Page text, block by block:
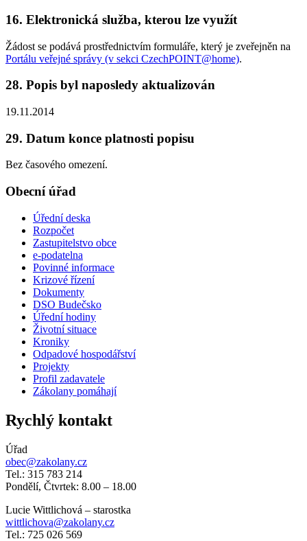
16. Elektronická služba, kterou lze využít
Žádost se podává prostřednictvím formuláře, který je zveřejněn na
Portálu veřejné správy (v sekci CzechPOINT@home).
28. Popis byl naposledy aktualizován
19.11.2014
29. Datum konce platnosti popisu
Bez časového omezení.
Obecní úřad
Úřední deska
Rozpočet
Zastupitelstvo obce
e-podatelna
Povinné informace
Krizové řízení
Dokumenty
DSO Budečsko
Úřední hodiny
Životní situace
Kroniky
Odpadové hospodářství
Projekty
Profil zadavatele
Zákolany pomáhají
Rychlý kontakt
Úřad
obec@zakolany.cz
Tel.: 315 783 214
Pondělí, Čtvrtek: 8.00 – 18.00
Lucie Wittlichová – starostka
wittlichova@zakolany.cz
Tel.: 725 026 569